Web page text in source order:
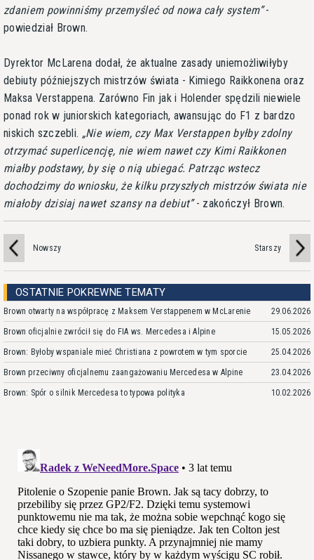
zdaniem powinniśmy przemyśleć od nowa cały system -
powiedział Brown.
Dyrektor McLarena dodał, że aktualne zasady uniemożliwiłyby
debiuty późniejszych mistrzów świata - Kimiego Raikkonena oraz
Maksa Verstappena. Zarówno Fin jak i Holender spędzili niewiele
ponad rok w juniorskich kategoriach, awansując do F1 z bardzo
niskich szczebli.
Nie wiem, czy Max Verstappen byłby zdolny
otrzymać superlicencję, nie wiem nawet czy Kimi Raikkonen
miałby podstawy, by się o nią ubiegać. Patrząc wstecz
dochodzimy do wniosku, że kilku przyszłych mistrzów świata nie
miałoby dzisiaj nawet szansy na debiut - zakończył Brown.
Nowszy Starszy
OSTATNIE POKREWNE TEMATY
Brown otwarty na współpracę z Maksem Verstappenem w McLarenie 29.06.2026
Brown oficjalnie zwrócił się do FIA ws. Mercedesa i Alpine 15.05.2026
Brown: Byłoby wspaniale mieć Christiana z powrotem w tym sporcie 25.04.2026
Brown przeciwny oficjalnemu zaangażowaniu Mercedesa w Alpine 23.04.2026
Brown: Spór o silnik Mercedesa to typowa polityka 10.02.2026